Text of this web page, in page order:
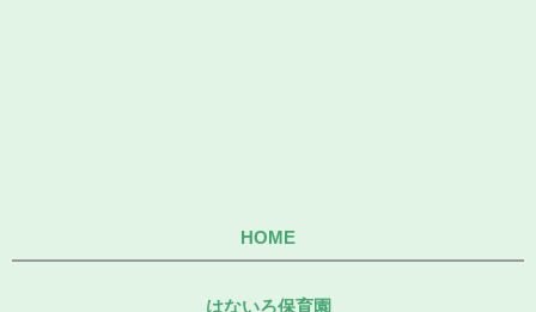
HOME
はないろ保育園